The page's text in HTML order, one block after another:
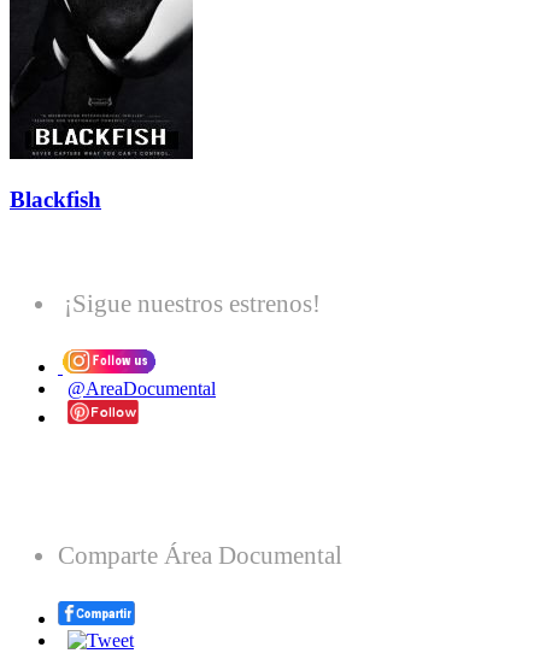
Blackfish
¡Sigue nuestros estrenos!
@AreaDocumental
Comparte Área Documental